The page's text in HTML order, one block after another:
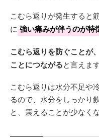
こむら返りが発生すると
に 強い痛みが伴うのが特
こむら返りを防ぐことが
ことにつながると言えます
こむら返りは水分不足や
るので、水分をしっかり
と、震えることが少なく